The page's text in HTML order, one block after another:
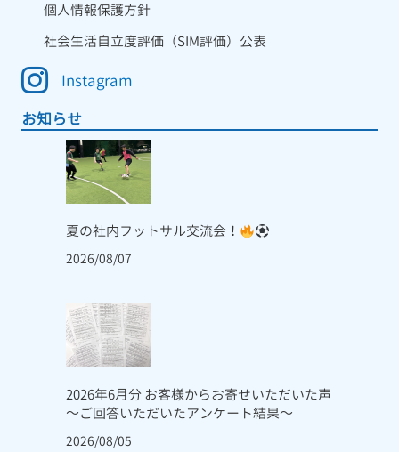
個人情報保護方針
社会生活自立度評価（SIM評価）公表
Instagram
お知らせ
夏の社内フットサル交流会！
2026/08/07
2026年6月分 お客様からお寄せいただいた声
～ご回答いただいたアンケート結果～
2026/08/05